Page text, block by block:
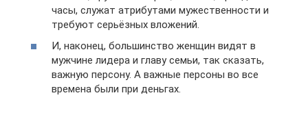
часы, служат атрибутами мужественности и
требуют серьёзных вложений.
И, наконец, большинство женщин видят в
мужчине лидера и главу семьи, так сказать,
важную персону. А важные персоны во все
времена были при деньгах.